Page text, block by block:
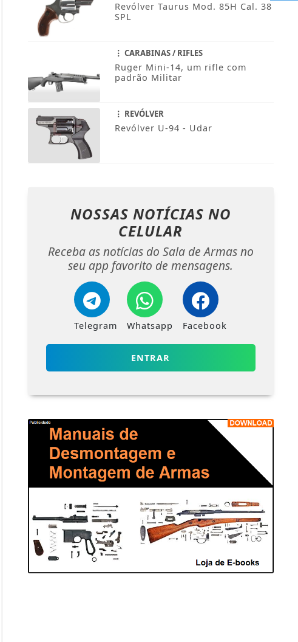
Revólver Taurus Mod. 85H Cal. 38
SPL
CARABINAS / RIFLES
Ruger Mini-14, um rifle com
padrão Militar
REVÓLVER
Revólver U-94 - Udar
NOSSAS NOTÍCIAS NO
CELULAR
Receba as notícias do Sala de Armas no
seu app favorito de mensagens.
Telegram Whatsapp Facebook
ENTRAR